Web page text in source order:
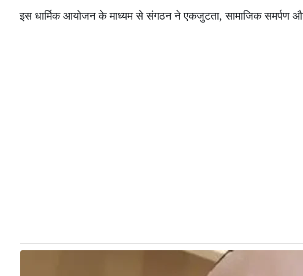
इस धार्मिक आयोजन के माध्यम से संगठन ने एकजुटता, सामाजिक समर्पण